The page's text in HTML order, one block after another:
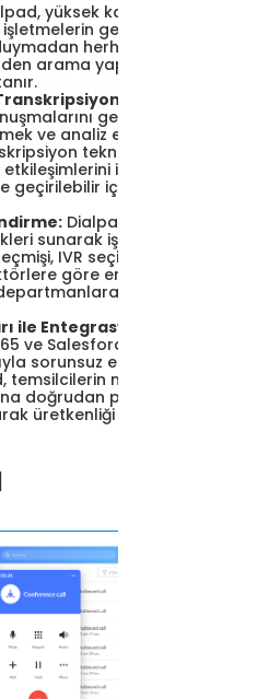
yüksek kaliteli VoIP arama
geleneksel telefon
herhangi bir cihazı
arama yapmasına ve
ve İçgörüler
gerçek zamanlı
ve analiz etmek için yapay
teknolojisinden
iyileştirmek için
geçirilebilir içgörüler ve
Dialpad, akıllı çağrı
sunarak işletmelerin gelen
IVR seçimleri ve temsilci
göre en uygun
yönlendirmesine
ile Entegrasyon:
ve Salesforce gibi popüler
sorunsuz entegrasyon
temsilcilerin müşteri bilgilerine
doğrudan platform içinden
üretkenliği ve verimliliği